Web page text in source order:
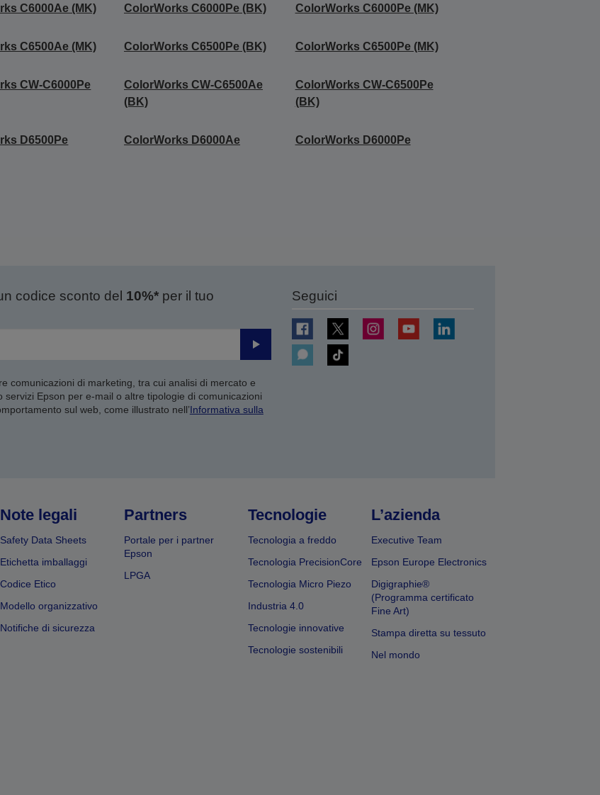
C6000Ae (MK) ColorWorks C6000Pe (BK) ColorWorks C6000Pe (MK)
C6500Ae (MK) ColorWorks C6500Pe (BK) ColorWorks C6500Pe (MK)
CW-C6000Pe
ColorWorks CW-C6500Ae
(BK)
ColorWorks CW-C6500Pe
(BK)
D6500Pe ColorWorks D6000Ae ColorWorks D6000Pe
codice sconto del 10%*per il tuo
Invia
comunicazioni di marketing, tra cui analisi di mercato e
Epson per e-mail o altre tipologie di comunicazioni
sul web, come illustrato nell’Informativa sulla
Seguici
Note legali
Safety Data Sheets
Etichetta imballaggi
Codice Etico
Modello organizzativo
Notifiche di sicurezza
Partners
Portale per i partner
Epson
LPGA
Tecnologie
Tecnologia a freddo
Tecnologia PrecisionCore
Tecnologia Micro Piezo
Industria 4.0
Tecnologie innovative
Tecnologie sostenibili
L’azienda
Executive Team
Epson Europe Electronics
Digigraphie®
(Programma certificato
Fine Art)
Stampa diretta su tessuto
Nel mondo